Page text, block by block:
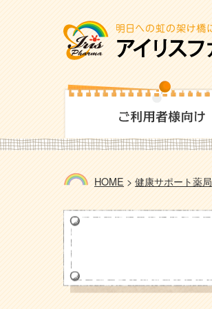
HOME > 健康サポート薬局